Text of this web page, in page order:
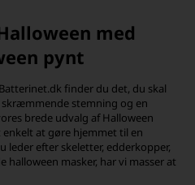
med
pynt
finder du det, du skal
stemning og en
brede udvalg af Halloween
at gøre hjemmet til en
leder efter skeletter, edderkopper,
masker, har vi masser at